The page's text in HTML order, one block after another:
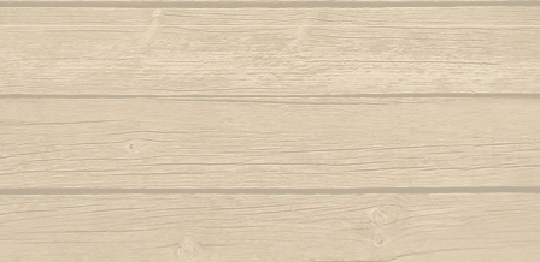
Autor : Mestre Esquilo
E marinheiro
Autor : Fala Mansa (Capoeira Abada)
Eh Bahia
Autor : Mestre Boneco Canta
Ela e linda a Capoeira
Autor : Mestre Capu
Autor :
Autor :